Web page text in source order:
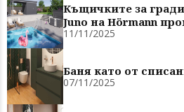
Къщичките за
Juno на Hörmann
11/11/2025
Баня като от
07/11/2025